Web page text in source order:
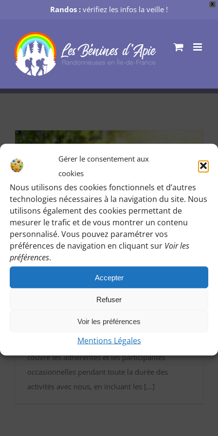
Gérer le consentement aux
cookies
Nous utilisons des cookies fonctionnels et d’autres
technologies nécessaires à la navigation du site. Nous
utilisons également des cookies permettant de
mesurer le trafic et de vous montrer un contenu
personnalisé. Vous pouvez paramétrer vos
préférences de navigation en cliquant sur Voir les
préférences.
Accepter
Refuser
Voir les préférences
Mentions Légales
X
Randos : vérifiez les infos la veille !
contenu
L’association a souscrit une assurance qui
couvre les adhérentes et les participantes
occasionnelles pendant toute la durée des
activités avec nous, en incluant les [...]